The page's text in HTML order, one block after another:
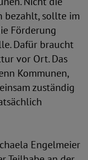
bezahlt, sollte im
Förderung
Dafür braucht
vor Ort. Das
Kommunen,
zuständig
Engelmeier